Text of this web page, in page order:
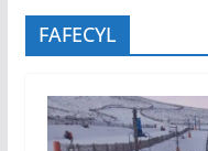
FAFECYL